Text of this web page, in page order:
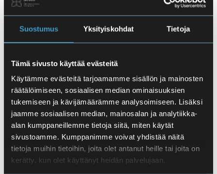
Suostumus Yksityiskohdat Tietoja
Tämä sivusto käyttää evästeitä
Käytämme evästeitä tarjoamamme sisällön ja mainosten
räätälöimiseen, sosiaalisen median ominaisuuksien
tukemiseen ja kävijämäärämme analysoimiseen. Lisäksi
jaamme sosiaalisen median, mainosalan ja analytiikka-
alan kumppaneillemme tietoja siitä, miten käytät
sivustoamme. Kumppanimme voivat yhdistää näitä
tietoja muihin tietoihin, joita olet antanut heille tai joita on
kerätty, kun olet käyttänyt heidän palvelujaan.
Keskittyminen
Kuormittavat elämäntilanteet
(esim yksinäisyys)
Vireystilan haasteet ja väsymys
Liian korkeat tavoitteet, joita ei ole
mukautettu omaan elämän- ja
terveydentilanteeseen
Poikkeusajan (covid-19) tuomat haasteet,
digihaasteet
Kannustamme sinua armollisuuteen ja arvioimaan
tämänhetkistä omaa vointiasi, voimavarojasi ja
elämäntilannettasi, jotta voit hyvin ja osaat ottaa